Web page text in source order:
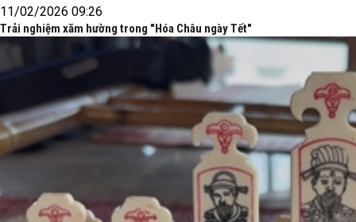
11/02/2026 09:26
Trải nghiệm xăm hường trong "Hóa Châu ngày Tết"